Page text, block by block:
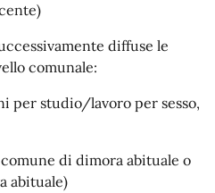
diffuse le
comunale:
per studio/lavoro per sesso,
di dimora abituale o
abituale)